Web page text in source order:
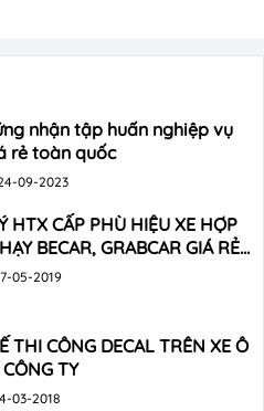
nhận tập huấn nghiệp vụ
rẻ toàn quốc
09-2023
HTX CẤP PHÙ HIỆU XE HỢP
BECAR, GRABCAR GIÁ RẺ
05-2019
THI CÔNG DECAL TRÊN XE Ô
TY
03-2018